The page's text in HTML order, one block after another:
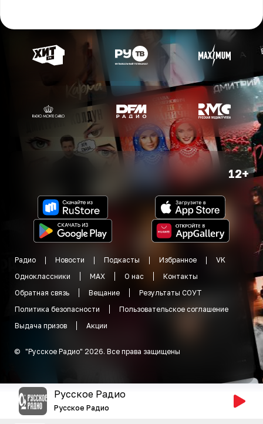
12+
Радио Новости Подкасты Избранное
VK
Одноклассники
MAX О нас
Контакты
Обратная связь
Вещание
Результаты СОУТ
Политика безопасности
Пользовательское соглашение
Выдача призов
Акции
© "Русское Радио" 2026. Все права защищены
Русское Радио
Русское Радио